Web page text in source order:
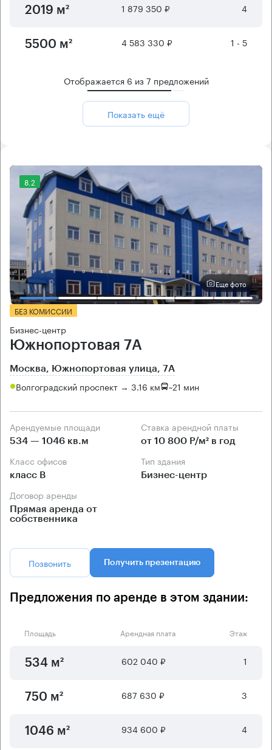
2019 м² 1 879 350 ₽ 4
5500 м² 4 583 330 ₽ 1 - 5
Отображается 6 из7 предложений
Показать ещё
8.2
Еще фото
БЕЗ КОМИССИИ
Бизнес-центр
Южнопортовая 7А
Москва, Южнопортовая улица, 7А
Волгоградский проспект → 3.16 км ~21 мин
Арендуемые площади
534 — 1046 кв.м
Ставка арендной платы
от 10 800 Р/м² в год
Класс офисов
класс B
Тип здания
Бизнес-центр
Договор аренды
Прямая аренда от
собственника
Позвонить Получить презентацию
Предложения по аренде в этом здании:
Площадь Арендная плата Этаж
534 м² 602 040 ₽ 1
750 м² 687 630 ₽ 3
1046 м² 934 600 ₽ 4